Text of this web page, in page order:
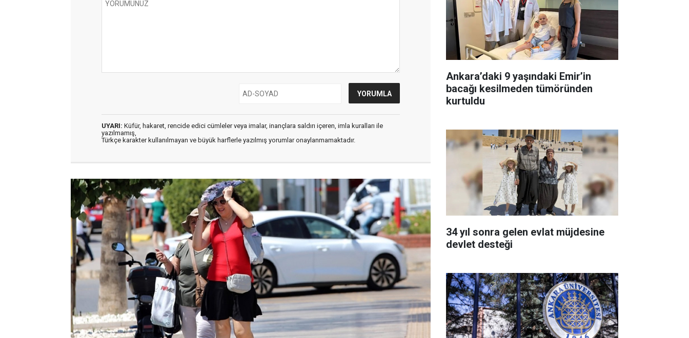
UYARI: Küfür, hakaret, rencide edici cümleler veya imalar, inançlara saldırı içeren, imla kuralları ile
yazılmamış,
Türkçe karakter kullanılmayan ve büyük harflerle yazılmış yorumlar onaylanmamaktadır.
Ankara’daki 9 yaşındaki Emir’in
bacağı kesilmeden tümöründen
kurtuldu
34 yıl sonra gelen evlat müjdesine
devlet desteği